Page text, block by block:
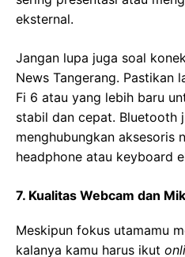
eksternal.
Jangan lupa juga soal
News Tangerang. Pastikan
Fi 6 atau yang lebih baru
stabil dan cepat. Bluetooth
menghubungkan aksesoris
headphone atau keyboard
7. Kualitas Webcam dan
Meskipun fokus utamamu
kalanya kamu harus ikut